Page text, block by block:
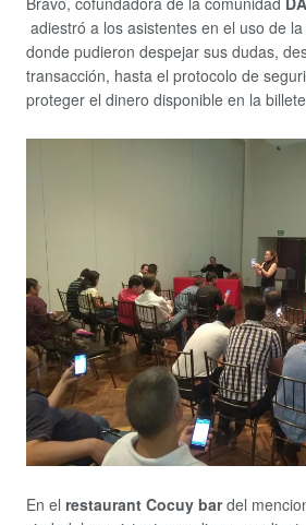
adiestró a los asistentes en el uso de la
donde pudieron despejar sus dudas,
transacción, hasta el protocolo de
proteger el dinero disponible en la
En el restaurant Cocuy bardel